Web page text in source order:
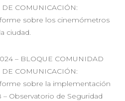
DE COMUNICACIÓN:
sobre los cinemómetros
ciudad.
– BLOQUE COMUNIDAD
DE COMUNICACIÓN:
sobre la implementación
– Observatorio de Seguridad